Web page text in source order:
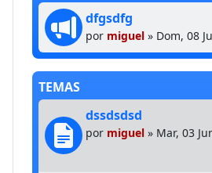
dfgsdfg
por miguel » Dom, 08
TEMAS
dssdsdsd
por miguel » Mar, 03